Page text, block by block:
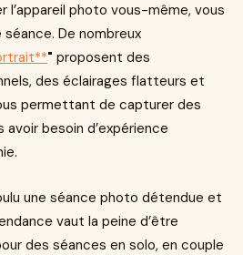
photo vous-même, vous
De nombreux
" proposent des
des éclairages flatteurs et
permettant de capturer des
besoin d’expérience
une séance photo détendue et
vaut la peine d’être
des séances en solo, en couple